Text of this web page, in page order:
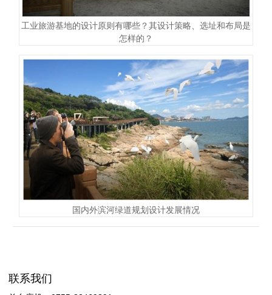
工业旅游基地的设计原则有哪些？其设计策略、选址和布局是
怎样的？
国内外滨河绿道规划设计发展情况
联系我们